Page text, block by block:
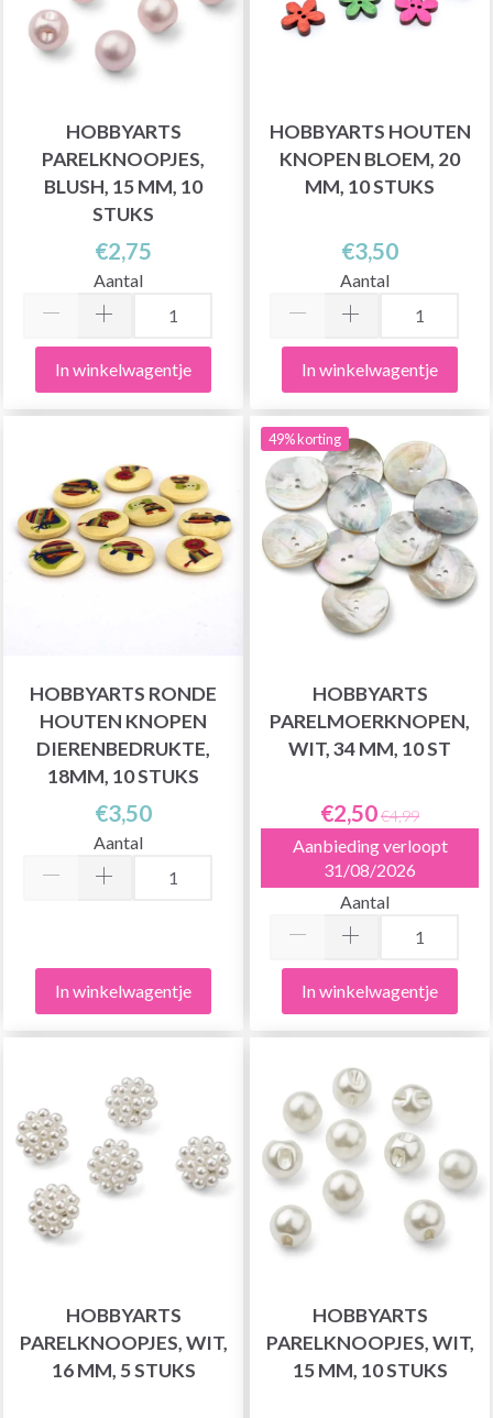
HOBBYARTS
PARELKNOOPJES,
BLUSH, 15 MM, 10
STUKS
€2,75
Aantal
In winkelwagentje
HOBBYARTS HOUTEN
KNOPEN BLOEM, 20
MM, 10 STUKS
€3,50
Aantal
In winkelwagentje
HOBBYARTS RONDE
HOUTEN KNOPEN
DIERENBEDRUKTE,
18MM, 10 STUKS
€3,50
Aantal
In winkelwagentje
49% korting
HOBBYARTS
PARELMOERKNOPEN,
WIT, 34 MM, 10 ST
€2,50€4,99
Aanbieding verloopt
31/08/2026
Aantal
In winkelwagentje
HOBBYARTS
PARELKNOOPJES, WIT,
16 MM, 5 STUKS
HOBBYARTS
PARELKNOOPJES, WIT,
15 MM, 10 STUKS